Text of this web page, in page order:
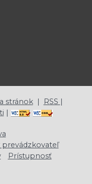
stránok| RSS |
|
prevádzkovateľ
Prístupnosť